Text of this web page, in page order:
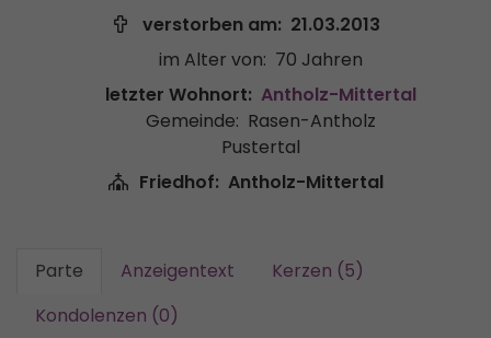
verstorben am: 21.03.2013
im Alter von: 70 Jahren
letzter Wohnort: Antholz-Mittertal
Gemeinde: Rasen-Antholz
Pustertal
Friedhof: Antholz-Mittertal
Parte Anzeigentext
Kerzen (5)
Kondolenzen (0)